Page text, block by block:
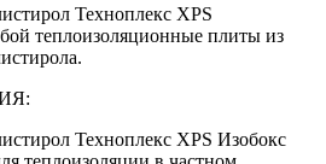
Техноплекс XPS
теплоизоляционные плиты из
Техноплекс XPS Изобокс